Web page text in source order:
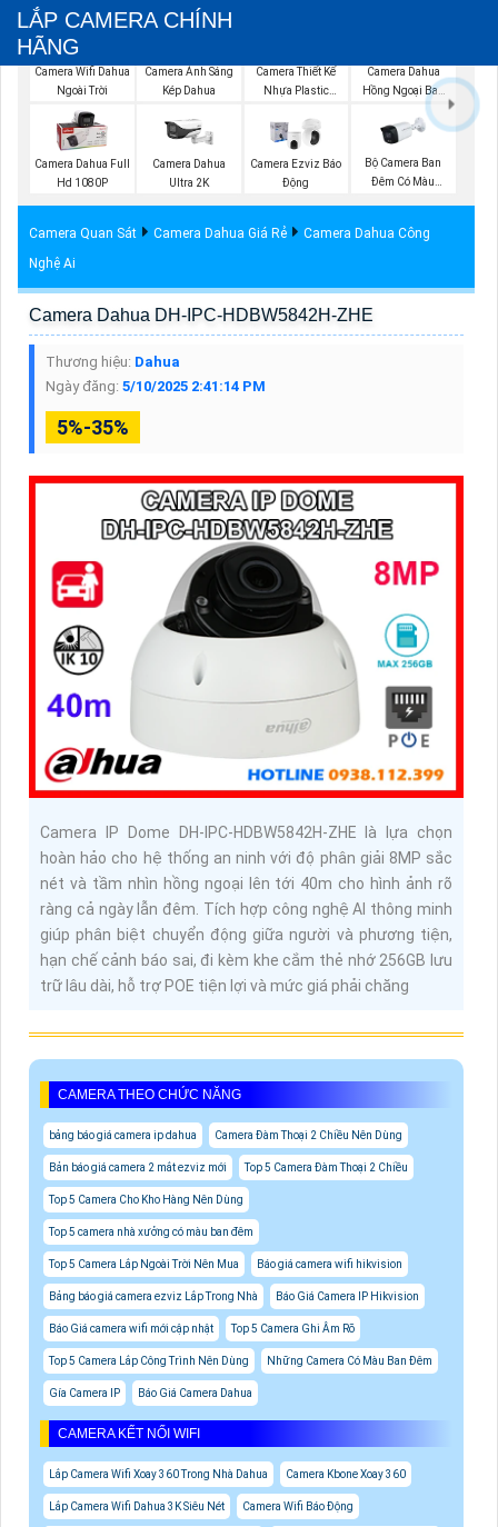
LẮP CAMERA CHÍNH
HÃNG
Camera Wifi Dahua
Ngoài Trời
Camera Ánh Sáng
Kép Dahua
Camera Thiết Kế
Nhựa Plastic
Camera Dahua
Hồng Ngoại Ban
Camera Dahua Full
Hd 1080P
Camera Dahua
Ultra 2K
Camera Ezviz Báo
Động
Bộ Camera Ban
Đêm Có Màu
Camera Quan Sát Camera Dahua Giá Rẻ
Camera Dahua Công
Nghệ Ai
Camera Dahua DH-IPC-HDBW5842H-ZHE
Thương hiệu: Dahua
Ngày đăng: 5/10/2025 2:41:14 PM
5%-35%
Camera IP Dome DH-IPC-HDBW5842H-ZHE là lựa chọn
hoàn hảo cho hệ thống an ninh với độ phân giải 8MP sắc
nét và tầm nhìn hồng ngoại lên tới 40m cho hình ảnh rõ
ràng cả ngày lẫn đêm. Tích hợp công nghệ AI thông minh
giúp phân biệt chuyển động giữa người và phương tiện,
hạn chế cảnh báo sai, đi kèm khe cắm thẻ nhớ 256GB lưu
trữ lâu dài, hỗ trợ POE tiện lợi và mức giá phải chăng
CAMERA THEO CHỨC NĂNG
bảng báo giá camera ip dahua Camera Đàm Thoại 2 Chiều Nên Dùng
Bản báo giá camera 2 mắt ezviz mới Top 5 Camera Đàm Thoại 2 Chiều
Top 5 Camera Cho Kho Hàng Nên Dùng
Top 5 camera nhà xưởng có màu ban đêm
Top 5 Camera Lắp Ngoài Trời Nên Mua Báo giá camera wifi hikvision
Bảng báo giá camera ezviz Lắp Trong Nhà Báo Giá Camera IP Hikvision
Báo Giá camera wifi mới cập nhật Top 5 Camera Ghi Âm Rõ
Top 5 Camera Lắp Công Trình Nên Dùng Những Camera Có Màu Ban Đêm
Gía Camera IP Báo Giá Camera Dahua
CAMERA KẾT NỐI WIFI
Lắp Camera Wifi Xoay 360 Trong Nhà Dahua Camera Kbone Xoay 360
Lắp Camera Wifi Dahua 3K Siêu Nét Camera Wifi Báo Động